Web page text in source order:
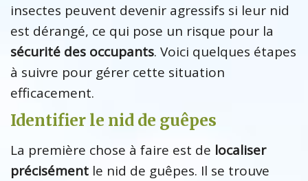
insectes peuvent devenir agressifs si leur nid
est dérangé, ce qui pose un risque pour la
sécurité des occupants. Voici quelques étapes
à suivre pour gérer cette situation
efficacement.
Identifier le nid de guêpes
La première chose à faire est de localiser
précisément le nid de guêpes. Il se trouve